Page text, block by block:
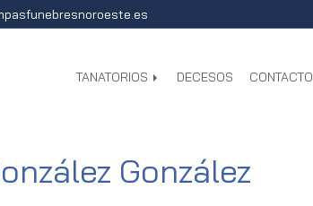
TANATORIOS DECESOS CONTACTO
González